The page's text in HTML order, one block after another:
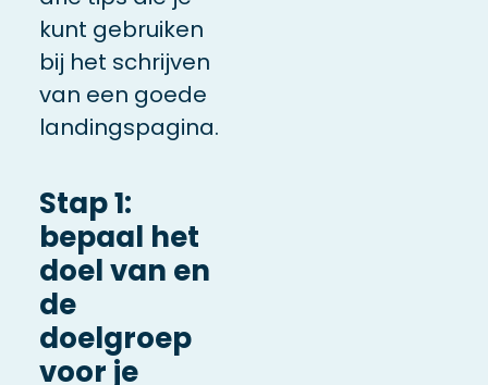
kunt gebruiken
bij het schrijven
van een goede
landingspagina.
Stap 1:
bepaal het
doel van en
de
doelgroep
voor je